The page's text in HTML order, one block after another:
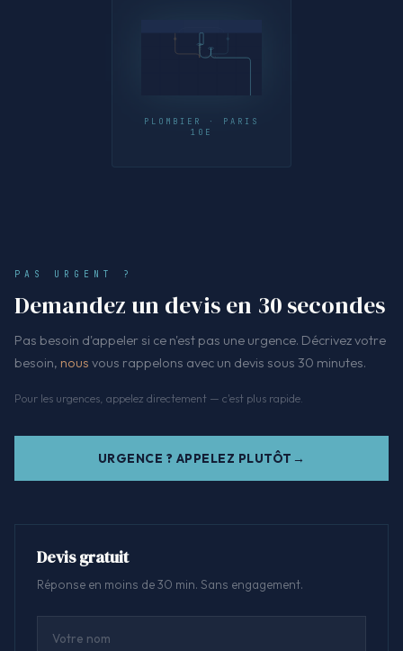
PLOMBIER · PARIS
10E
PAS URGENT ?
Demandez un devis en 30 secondes
Pas besoin d'appeler si ce n'est pas une urgence. Décrivez votre
besoin, nous vous rappelons avec un devis sous 30 minutes.
Pour les urgences, appelez directement — c'est plus rapide.
URGENCE ? APPELEZ PLUTÔT
Devis gratuit
Réponse en moins de 30 min. Sans engagement.